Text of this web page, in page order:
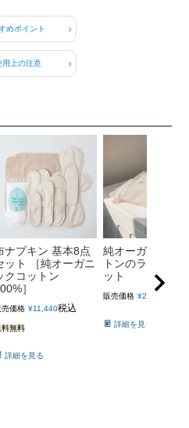
めポイント
用上の注意
ナプキン 基本8点
ット ［純オーガニ
クコットン
］
売価格 ¥11,440税込
料無料
詳細を見る
純オーガニック
トンのランドリ
ット
販売価格 ¥2,860
詳細を見る